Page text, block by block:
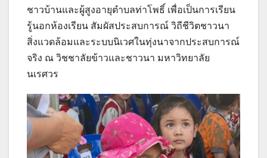
ชาวบ้านและผู้สูงอายุตำบลท่าโพธิ์ เพื่อเป็นการเรียน
รู้นอกห้องเรียน สัมผัสประสบการณ์ วิถีชีวิตชาวนา
สิ่งแวดล้อมและระบบนิเวศในทุ่งนาจากประสบการณ์
จริง ณ วิชชาลัยข้าวและชาวนา มหาวิทยาลัย
นเรศวร